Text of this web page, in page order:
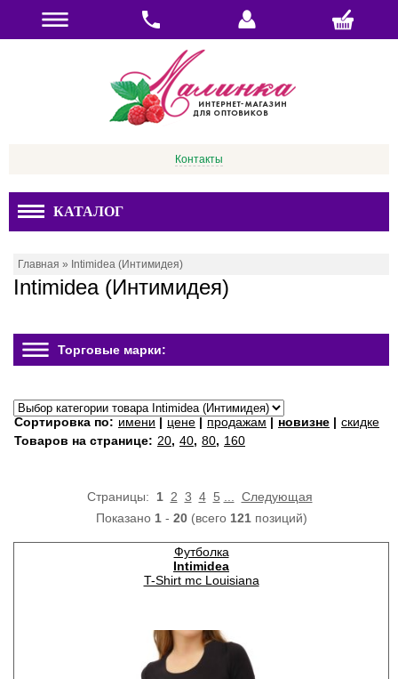
Контакты
КАТАЛОГ
Главная » Intimidea (Интимидея)
Intimidea (Интимидея)
Торговые марки:
Сортировка по: имени | цене | продажам | новизне | скидке
Товаров на странице: 20, 40, 80, 160
Страницы: 1 2 3 4 5
Следующая
Показано 1- 20(всего 121позиций)
Футболка
Intimidea
T-Shirt mc Louisiana